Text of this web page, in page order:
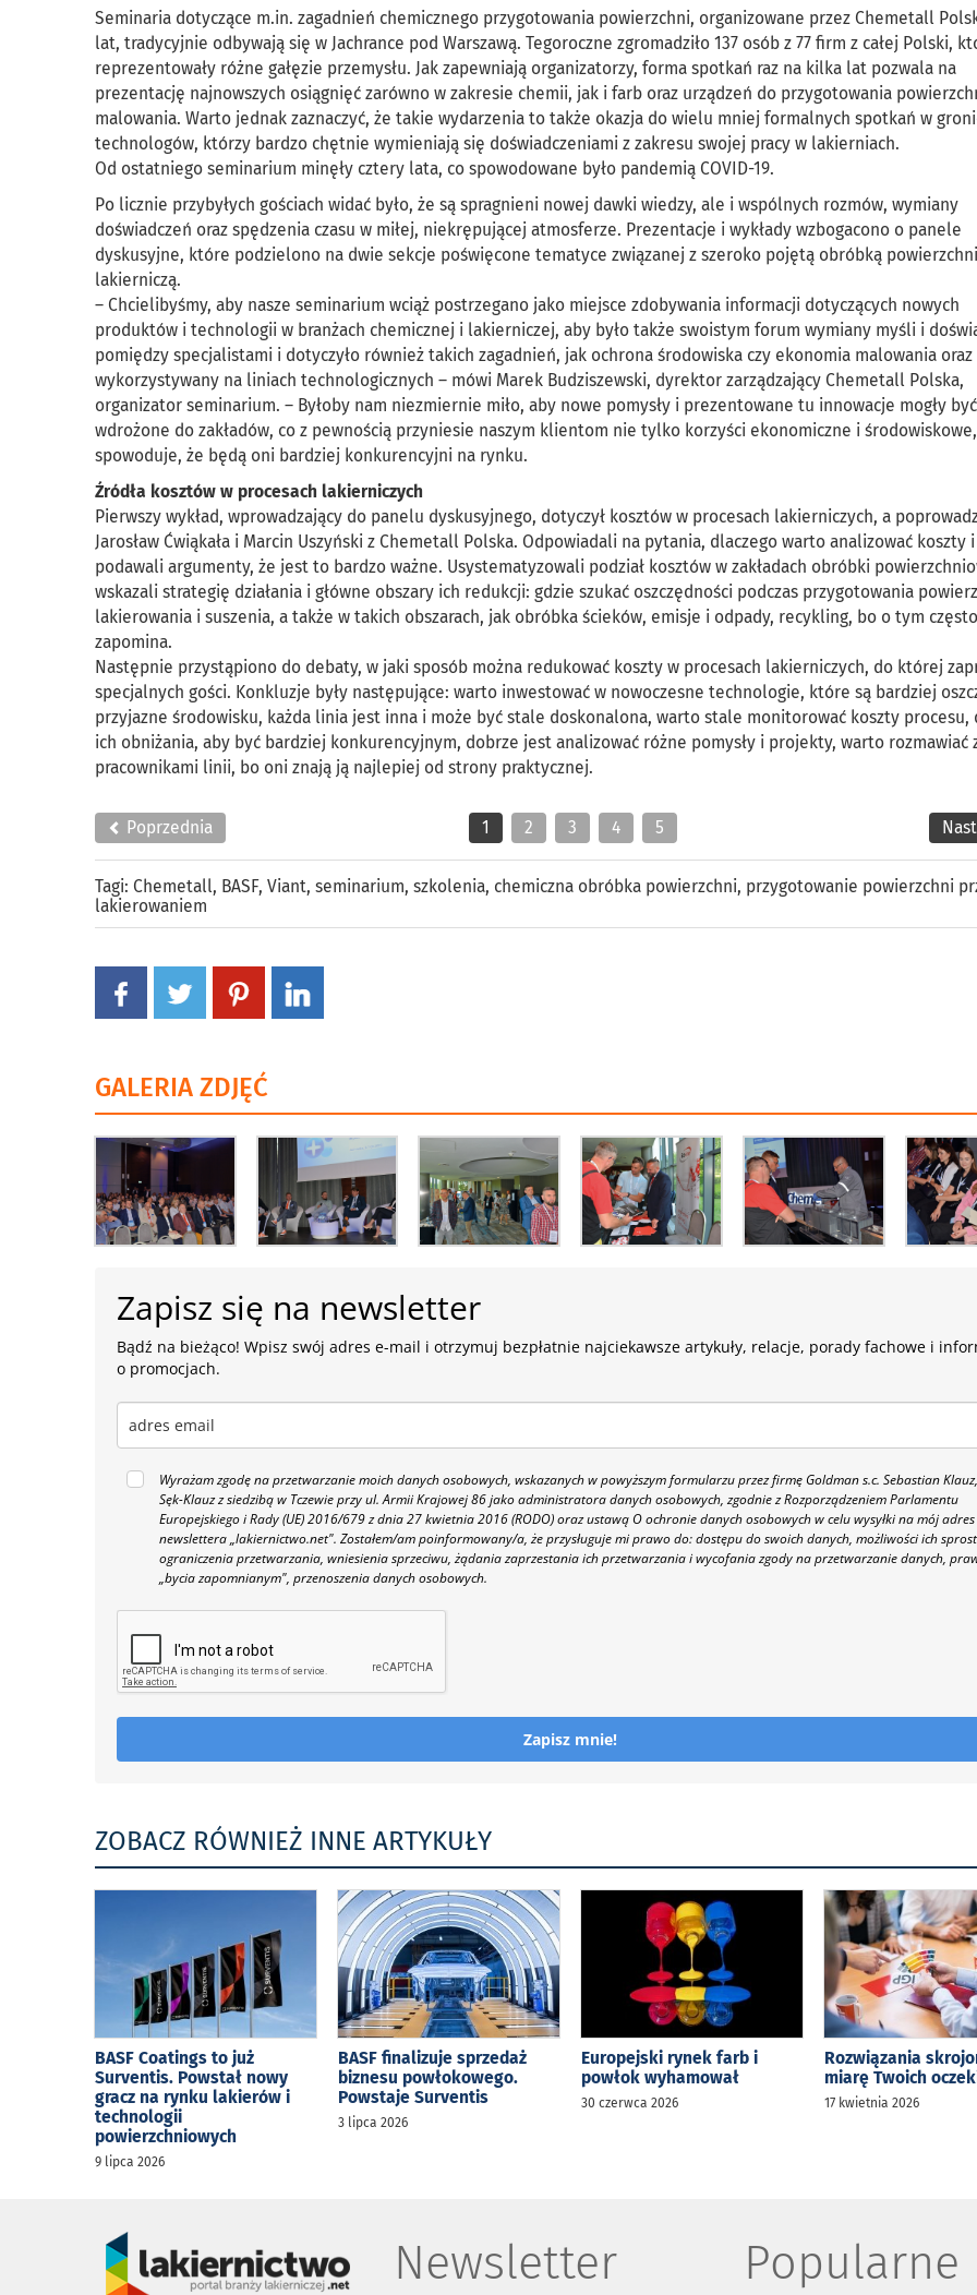
Seminaria dotyczące m.in. zagadnień chemicznego przygotowania powierzchni, organizowane przez Chemetall
lat, tradycyjnie odbywają się w Jachrance pod Warszawą. Tegoroczne zgromadziło 137 osób z 77 firm z całej Polski,
reprezentowały różne gałęzie przemysłu. Jak zapewniają organizatorzy, forma spotkań raz na kilka lat pozwala na
prezentację najnowszych osiągnięć zarówno w zakresie chemii, jak i farb oraz urządzeń do przygotowania
malowania. Warto jednak zaznaczyć, że takie wydarzenia to także okazja do wielu mniej formalnych spotkań w
technologów, którzy bardzo chętnie wymieniają się doświadczeniami z zakresu swojej pracy w lakierniach.
Od ostatniego seminarium minęły cztery lata, co spowodowane było pandemią COVID-19.
Po licznie przybyłych gościach widać było, że są spragnieni nowej dawki wiedzy, ale i wspólnych rozmów, wymiany
doświadczeń oraz spędzenia czasu w miłej, niekrępującej atmosferze. Prezentacje i wykłady wzbogacono o panele
dyskusyjne, które podzielono na dwie sekcje poświęcone tematyce związanej z szeroko pojętą obróbką
lakierniczą.
– Chcielibyśmy, aby nasze seminarium wciąż postrzegano jako miejsce zdobywania informacji dotyczących nowych
produktów i technologii w branżach chemicznej i lakierniczej, aby było także swoistym forum wymiany myśli i
pomiędzy specjalistami i dotyczyło również takich zagadnień, jak ochrona środowiska czy ekonomia malowania
wykorzystywany na liniach technologicznych – mówi Marek Budziszewski, dyrektor zarządzający Chemetall Polska,
organizator seminarium. – Byłoby nam niezmiernie miło, aby nowe pomysły i prezentowane tu innowacje mogły być
wdrożone do zakładów, co z pewnością przyniesie naszym klientom nie tylko korzyści ekonomiczne i
spowoduje, że będą oni bardziej konkurencyjni na rynku.
Źródła kosztów w procesach lakierniczych
Pierwszy wykład, wprowadzający do panelu dyskusyjnego, dotyczył kosztów w procesach lakierniczych, a
Jarosław Ćwiąkała i Marcin Uszyński z Chemetall Polska. Odpowiadali na pytania, dlaczego warto analizować koszty i
podawali argumenty, że jest to bardzo ważne. Usystematyzowali podział kosztów w zakładach obróbki
wskazali strategię działania i główne obszary ich redukcji: gdzie szukać oszczędności podczas przygotowania
lakierowania i suszenia, a także w takich obszarach, jak obróbka ścieków, emisje i odpady, recykling, bo o tym
zapomina.
Następnie przystąpiono do debaty, w jaki sposób można redukować koszty w procesach lakierniczych, do której
specjalnych gości. Konkluzje były następujące: warto inwestować w nowoczesne technologie, które są bardziej
przyjazne środowisku, każda linia jest inna i może być stale doskonalona, warto stale monitorować koszty procesu,
ich obniżania, aby być bardziej konkurencyjnym, dobrze jest analizować różne pomysły i projekty, warto rozmawiać
pracownikami linii, bo oni znają ją najlepiej od strony praktycznej.
Poprzednia 1 2 3 4 5
Tagi: Chemetall, BASF, Viant, seminarium, szkolenia, chemiczna obróbka powierzchni, przygotowanie powierzchni
lakierowaniem
GALERIA ZDJĘĆ
Zapisz się na newsletter
Bądź na bieżąco! Wpisz swój adres e-mail i otrzymuj bezpłatnie najciekawsze artykuły, relacje, porady fachowe i
o promocjach.
Wyrażam zgodę na przetwarzanie moich danych osobowych, wskazanych w powyższym formularzu przez firmę Goldman s.c. Sebastian
Sęk-Klauz z siedzibą w Tczewie przy ul. Armii Krajowej 86 jako administratora danych osobowych, zgodnie z Rozporządzeniem Parlamentu
Europejskiego i Rady (UE) 2016/679 z dnia 27 kwietnia 2016 (RODO) oraz ustawą O ochronie danych osobowych w celu wysyłki na mój
newslettera „lakiernictwo.net". Zostałem/am poinformowany/a, że przysługuje mi prawo do: dostępu do swoich danych, możliwości ich
ograniczenia przetwarzania, wniesienia sprzeciwu, żądania zaprzestania ich przetwarzania i wycofania zgody na przetwarzanie danych,
„bycia zapomnianym", przenoszenia danych osobowych.
Zapisz mnie!
ZOBACZ RÓWNIEŻ INNE ARTYKUŁY
BASF Coatings to już
Surventis. Powstał nowy
gracz na rynku lakierów i
technologii
powierzchniowych
9 lipca 2026
BASF finalizuje sprzedaż
biznesu powłokowego.
Powstaje Surventis
3 lipca 2026
Europejski rynek farb i
powłok wyhamował
30 czerwca 2026
Rozwiązania
miarę Twoich
17 kwietnia 2026
Newsletter Popularne